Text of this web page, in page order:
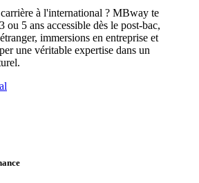
à l'international ? MBway te
ou 5 ans accessible dès le post-bac,
immersions en entreprise et
une véritable expertise dans un